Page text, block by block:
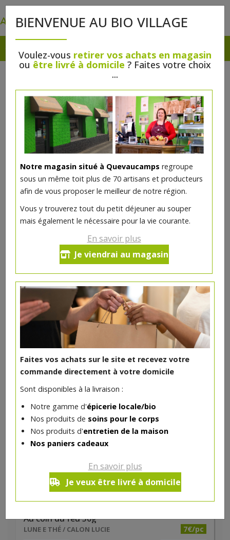
BIENVENUE AU BIO VILLAGE
Voulez-vous retirer vos achats en magasin
ou être livré à domicile ? Faites votre choix
...
Notre magasin situé à Quevaucamps regroupe
sous un même toit plus de 70 artisans et producteurs
afin de vous proposer le meilleur de notre région.
Vous y trouverez tout du petit déjeuner au souper
mais également le nécessaire pour la vie courante.
En savoir plus
Je viendrai au magasin
Faites vos achats sur le site et recevez votre
commande directement à votre domicile
Sont disponibles à la livraison :
Notre gamme d'épicerie locale/bio
Nos produits de soins pour le corps
Nos produits d'entretien de la maison
Nos paniers cadeaux
En savoir plus
Je veux être livré à domicile
Cuillère à miel en bois
- 1 pc +
3.48€
Réception souhaitée le
DANS LA MÊME CATÉGORIE ...
Au coin du feu 50g
LUNE E THÉ / CALON LUCIE 7€/pc